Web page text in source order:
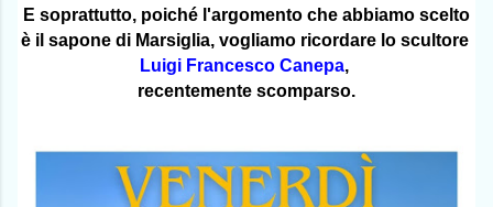
E soprattutto, poiché l'argomento che abbiamo scelto
è il sapone di Marsiglia, vogliamo ricordare lo scultore
Luigi Francesco Canepa,
recentemente scomparso.